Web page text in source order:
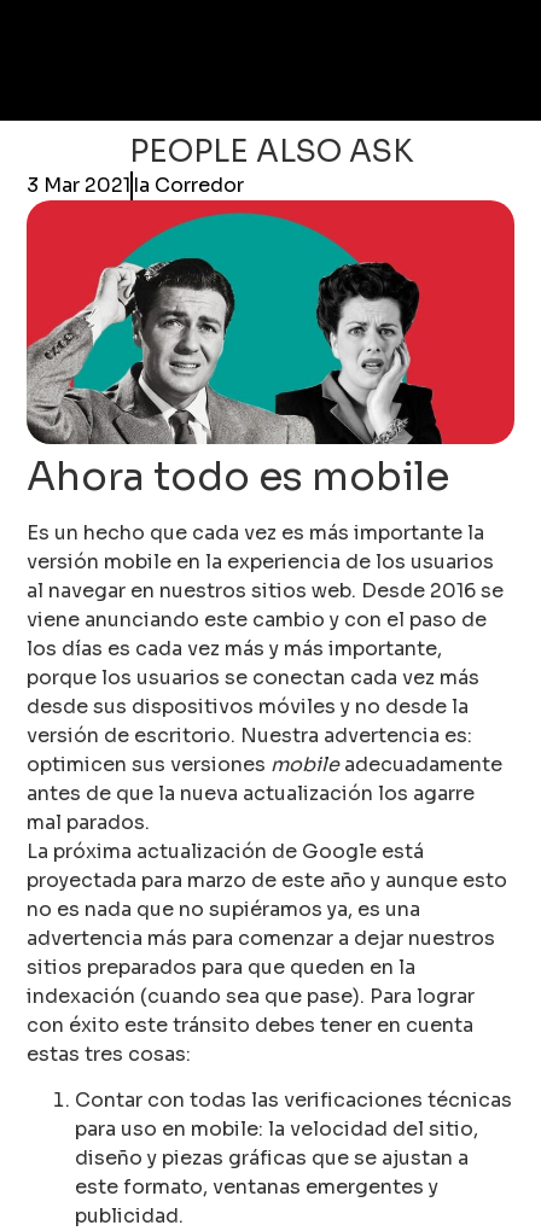
PEOPLE ALSO ASK
3 Mar 2021 Ia Corredor
Ahora todo es mobile
Es un hecho que cada vez es más importante la
versión mobile en la experiencia de los usuarios
al navegar en nuestros sitios web. Desde 2016 se
viene anunciando este cambio y con el paso de
los días es cada vez más y más importante,
porque los usuarios se conectan cada vez más
desde sus dispositivos móviles y no desde la
versión de escritorio. Nuestra advertencia es:
optimicen sus versiones mobileadecuadamente
antes de que la nueva actualización los agarre
mal parados.
La próxima actualización de Google está
proyectada para marzo de este año y aunque esto
no es nada que no supiéramos ya, es una
advertencia más para comenzar a dejar nuestros
sitios preparados para que queden en la
indexación (cuando sea que pase). Para lograr
con éxito este tránsito debes tener en cuenta
estas tres cosas:
Contar con todas las verificaciones técnicas
para uso en mobile: la velocidad del sitio,
diseño y piezas gráficas que se ajustan a
este formato, ventanas emergentes y
publicidad.